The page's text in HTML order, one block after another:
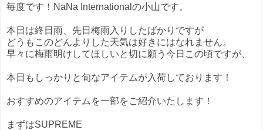
毎度です！NaNa Internationalの小山です。
本日は終日雨、先日梅雨入りしたばかりですが
どうもこのどんよりした天気は好きにはなれません。
早々に梅雨明けしてほしいと切に願う今日この頃ですが、
本日もしっかりと旬なアイテムが入荷しております！
おすすめのアイテムを一部をご紹介いたします！
まずはSUPREME